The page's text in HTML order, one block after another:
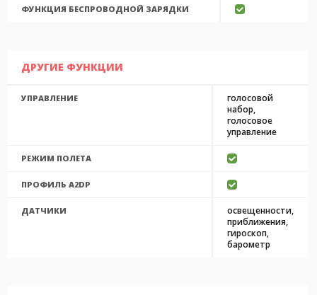
ФУНКЦИЯ БЕСПРОВОДНОЙ ЗАРЯДКИ
ДРУГИЕ ФУНКЦИИ
УПРАВЛЕНИЕ
голосовой
набор,
голосовое
управление
РЕЖИМ ПОЛЕТА
ПРОФИЛЬ A2DP
ДАТЧИКИ
освещенности,
приближения,
гироскоп,
барометр